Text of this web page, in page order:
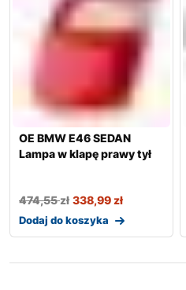
OE BMW E46 SEDAN
Lampa w klapę prawy tył
474,55zł 338,99zł
Dodaj do koszyka